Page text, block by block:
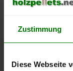
Zustimmung
Diese Webseite
300 €
350 €